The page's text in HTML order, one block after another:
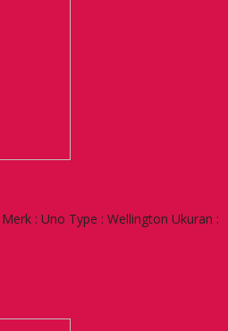
: Uno Type : Wellington Ukuran :